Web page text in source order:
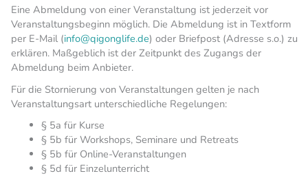
Eine Abmeldung von einer Veranstaltung ist jederzeit vor
Veranstaltungsbeginn möglich. Die Abmeldung ist in Textform
per E-Mail (info@qigonglife.de) oder Briefpost (Adresse s.o.) zu
erklären. Maßgeblich ist der Zeitpunkt des Zugangs der
Abmeldung beim Anbieter.
Für die Stornierung von Veranstaltungen gelten je nach
Veranstaltungsart unterschiedliche Regelungen:
§ 5a für Kurse
§ 5b für Workshops, Seminare und Retreats
§ 5b für Online-Veranstaltungen
§ 5d für Einzelunterricht